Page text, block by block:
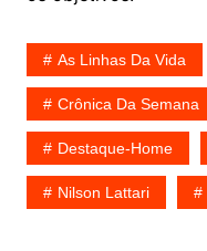
As Linhas Da Vida
Crônica Da Semana
Destaque-Home
Nilson Lattari